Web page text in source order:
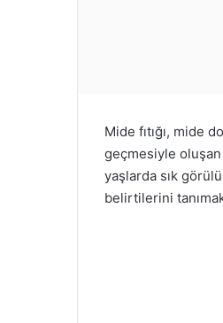
Mide fıtığı, mide
geçmesiyle
yaşlarda sık
belirtilerini